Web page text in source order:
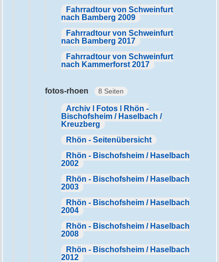
Fahrradtour von Schweinfurt
nach Bamberg 2009
Fahrradtour von Schweinfurt
nach Bamberg 2017
Fahrradtour von Schweinfurt
nach Kammerforst 2017
fotos-rhoen 8 Seiten
Archiv | Fotos | Rhön -
Bischofsheim / Haselbach /
Kreuzberg
Rhön - Seitenübersicht
Rhön - Bischofsheim / Haselbach
2002
Rhön - Bischofsheim / Haselbach
2003
Rhön - Bischofsheim / Haselbach
2004
Rhön - Bischofsheim / Haselbach
2008
Rhön - Bischofsheim / Haselbach
2012